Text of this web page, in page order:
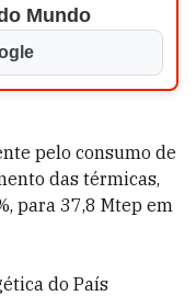
Mundo
pelo consumo de
das térmicas,
para 37,8 Mtep em
do País